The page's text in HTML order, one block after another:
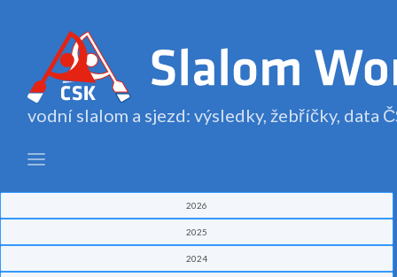
vodní slalom a sjezd: výsledky, žebříčky, data
2026
2025
2024